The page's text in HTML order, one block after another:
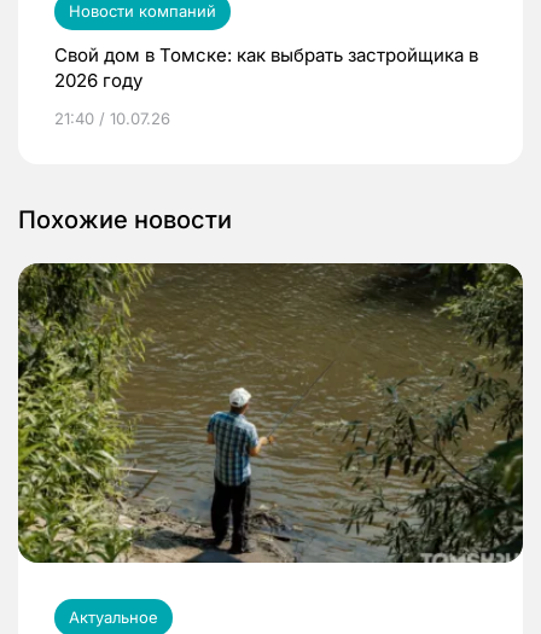
Новости компаний
Свой дом в Томске: как выбрать застройщика в
2026 году
21:40 / 10.07.26
Похожие новости
Актуальное